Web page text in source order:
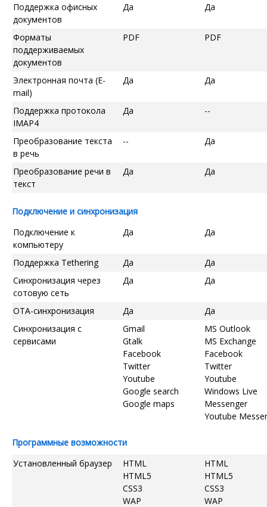
Поддержка офисных
документов
Да Да
Форматы
поддерживаемых
документов
PDF PDF
Электронная почта (E-
mail)
Да Да
Поддержка протокола
IMAP4
Да --
Преобразование текста
в речь
-- Да
Преобразование речи в
текст
Да Да
Подключение и синхронизация
Подключение к
компьютеру
Да Да
Поддержка Tethering Да
Да
Синхронизация через
сотовую сеть
Да Да
OTA-синхронизация Да
Да
Синхронизация с
сервисами
Gmail
Gtalk
Facebook
Twitter
Youtube
Google search
Google maps
MS Outlook
MS Exchange
Facebook
Twitter
Youtube
Windows Live
Messenger
Youtube
Программные возможности
Установленный браузер
HTML
HTML5
CSS3
WAP
HTML
HTML5
CSS3
WAP